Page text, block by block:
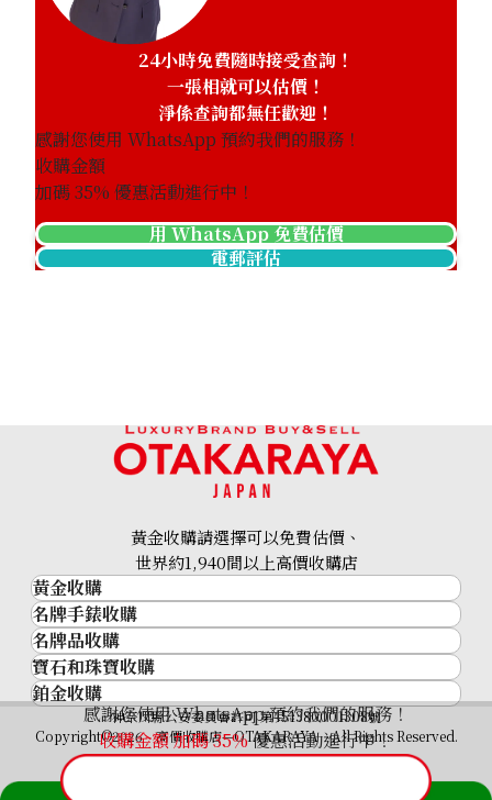
24小時免費隨時接受查詢！
一張相就可以估價！
淨係查詢都無任歡迎！
感謝您使用 WhatsApp 預約我們的服務！
收購金額
加碼35% 優惠活動進行中！
用 WhatsApp 免費估價
電郵評估
感謝您使用 WhatsApp 預約我們的服務！
收購金額 加碼35%優惠活動進行中！
黃金收購請選擇可以免費估價、
世界約1,940間以上高價收購店
黃金收購
黃金･金條
金條
金幣及銀幣
過去十年黃金價格
金飾
金戒指
金頸鍊
名牌手錶收購
名牌手錶收購
勞力士 (Rolex)
Patek Philippe
Audemars Piguet
Vacheron Constantin
A. Lange & Söhne
名牌品收購
名牌品收購
HERMES
LOUIS VUITTON
CHANEL
卡地亞（Cartier）
寶石和珠寶收購
寶石和珠寶
祖母綠
藍寶石
鉑金收購
神奈川縣公安委員會許可 第451380001308號
Copyright©2026 高價收購店—OTAKARAYA All Rights Reserved.